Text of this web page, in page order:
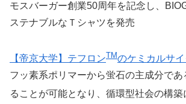
モスバーガー創業50周年を記念し、
ステナブルなＴシャツを発売
【帝京大学】テフロンTMのケミカルサ
フッ素系ポリマーから蛍石の主成分であ
ることが可能となり、循環型社会の構築